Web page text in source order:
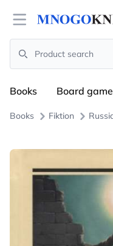
Open menu
Search
Books Board
Books Fiktion